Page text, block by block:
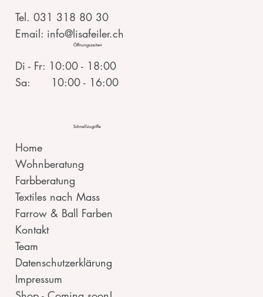
Tel. 031 318 80 30
Email: info@lisafeiler.ch
Öffnungszeiten
Di - Fr: 10:00 - 18:00
Sa: 10:00 - 16:00
Schnellzugriffe
Home
Wohnberatung
Farbberatung
Textiles nach Mass
Farrow & Ball Farben
Kontakt
Team
Datenschutzerklärung
Impressum